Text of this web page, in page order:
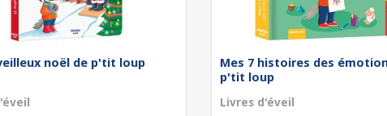
noël de p'tit loup
Mes 7 histoires des
p'tit loup
Livres d'éveil